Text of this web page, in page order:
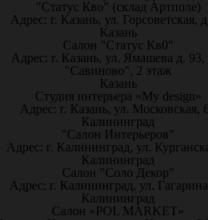
"Статус Кво" (склад Артполе)
Адрес: г. Казань, ул. Горсоветская,
Казань
Салон "Статус Кв0"
Адрес: г. Казань, ул. Ямашева д.
"Савиново", 2 этаж
Казань
Студия интерьера «My design»
Адрес: г. Казань, ул. Московская,
Калининград
"Салон Интерьеров"
Адрес: г. Калининград, ул.
Калининград
Салон "Соло Декор"
Адрес: г. Калининград, ул.
Калининград
Салон «POL MARKET»